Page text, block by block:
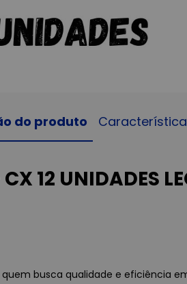
do produto
CX 12
para quem busca qualidade e